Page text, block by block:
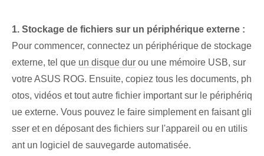
1. Stockage de fichiers sur un périphérique externe :
Pour commencer, connectez un périphérique de stockage
externe, tel que un disque dur ou ⁢une mémoire USB, sur
votre ASUS‌ ROG. Ensuite, copiez tous les documents, ph
otos, vidéos et tout autre fichier important sur le périphériq
ue externe. Vous pouvez le faire simplement en faisant gli
sser et en déposant des fichiers sur l'appareil ou en utilis
ant un logiciel de sauvegarde automatisée.